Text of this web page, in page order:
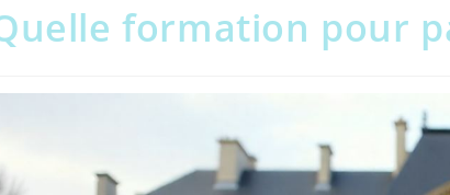
formation pour